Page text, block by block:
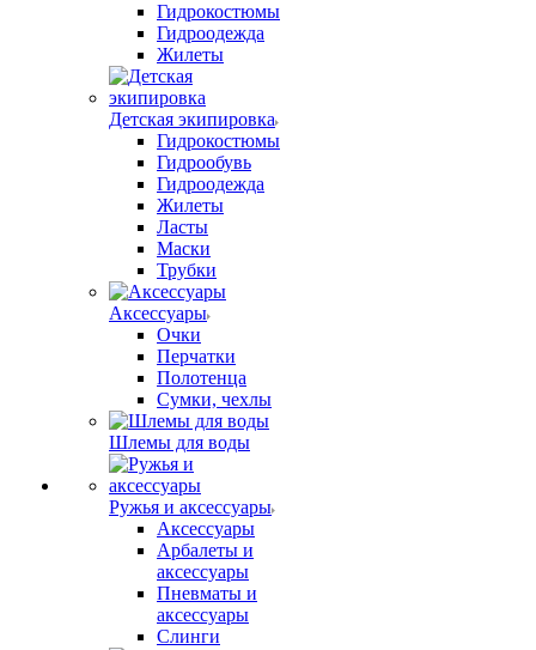
Гидрокостюмы
Гидроодежда
Жилеты
Детская экипировка
Гидрокостюмы
Гидрообувь
Гидроодежда
Жилеты
Ласты
Маски
Трубки
Аксессуары
Очки
Перчатки
Полотенца
Сумки, чехлы
Шлемы для воды
Ружья и аксессуары
Аксессуары
Арбалеты и
аксессуары
Пневматы и
аксессуары
Слинги